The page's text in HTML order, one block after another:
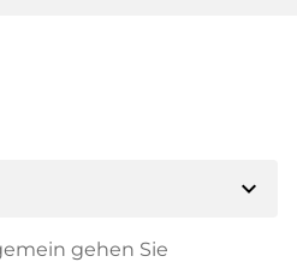
expand_more
gehen Sie